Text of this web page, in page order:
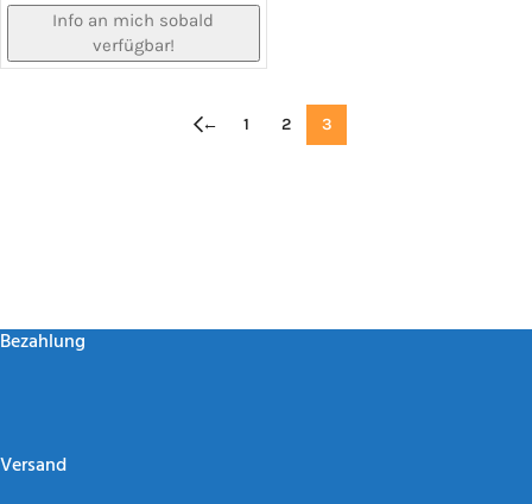
Info an mich sobald
verfügbar!
← 1 2 3
Bezahlung
Versand